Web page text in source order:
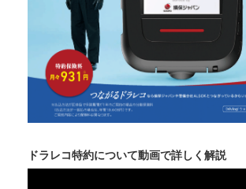
ドラレコ特約について動画で詳しく解説